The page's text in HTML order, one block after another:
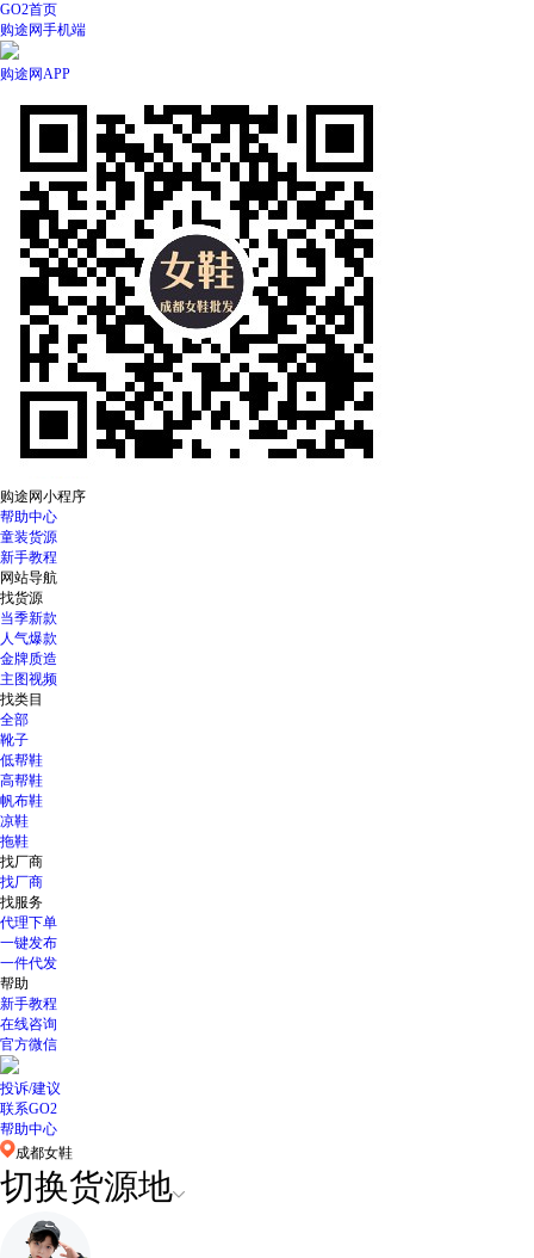
GO2首页
购途网手机端
购途网APP
购途网小程序
帮助中心
童装货源
新手教程
网站导航
找货源
当季新款
人气爆款
金牌质造
主图视频
找类目
全部
靴子
低帮鞋
高帮鞋
帆布鞋
凉鞋
拖鞋
找厂商
找厂商
找服务
代理下单
一键发布
一件代发
帮助
新手教程
在线咨询
官方微信
投诉/建议
联系GO2
帮助中心
成都女鞋
切换货源地